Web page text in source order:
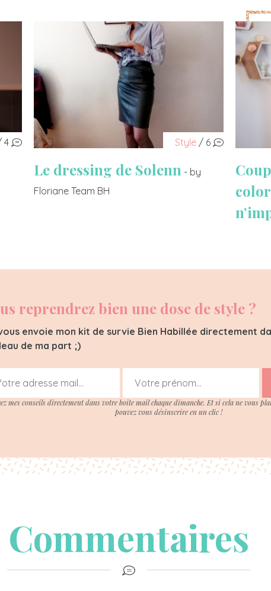
4 Style / 6
Le dressing de Solenn - by
Floriane Team BH
reprendrez bien une dose de style ?
envoie mon kit de survie Bien Habillée directement
de ma part ;)
mes conseils directement dans votre boite mail chaque dimanche. Et si cela ne vous
pouvez vous désinscrire en un clic !
Commentaires